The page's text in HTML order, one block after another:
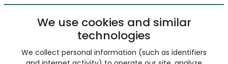
We use cookies and similar
technologies
We collect personal information (such as identifiers